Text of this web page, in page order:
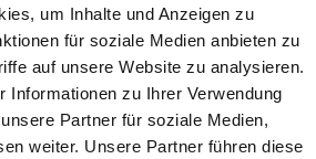
um Inhalte und Anzeigen zu
für soziale Medien anbieten zu
auf unsere Website zu analysieren.
Informationen zu Ihrer Verwendung
Partner für soziale Medien,
weiter. Unsere Partner führen diese
SZ 2358680
Stockhaar
schwarz
Rüde